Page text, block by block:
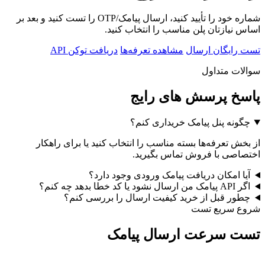
شماره خود را تأیید کنید، ارسال پیامک/OTP را تست کنید و بعد بر
اساس نیازتان پلن مناسب را انتخاب کنید.
تست رایگان ارسال مشاهده تعرفه‌ها دریافت توکن API
سوالات متداول
پاسخ پرسش های رایج
چگونه پنل پیامک خریداری کنم؟
از بخش تعرفه‌ها بسته مناسب را انتخاب کنید یا برای راهکار
اختصاصی با فروش تماس بگیرید.
آیا امکان دریافت پیامک ورودی وجود دارد؟
اگر API پیامک من ارسال نشود یا کد خطا بدهد چه کنم؟
چطور قبل از خرید کیفیت ارسال را بررسی کنم؟
شروع سریع تست
تست سرعت ارسال پیامک